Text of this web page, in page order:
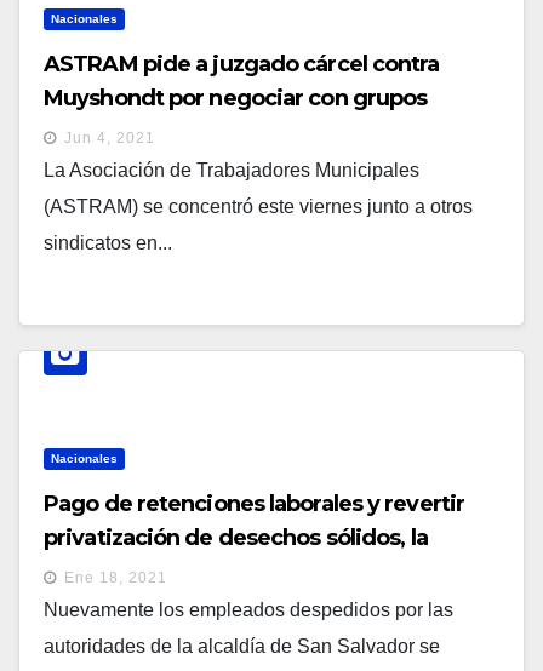
Nacionales
ASTRAM pide a juzgado cárcel contra
Muyshondt por negociar con grupos
criminales
Jun 4, 2021
La Asociación de Trabajadores Municipales
(ASTRAM) se concentró este viernes junto a otros
sindicatos en...
Nacionales
Pago de retenciones laborales y revertir
privatización de desechos sólidos, la
petición a Ernesto Muyshondt de
trabajadores despedidos
Ene 18, 2021
Nuevamente los empleados despedidos por las
autoridades de la alcaldía de San Salvador se